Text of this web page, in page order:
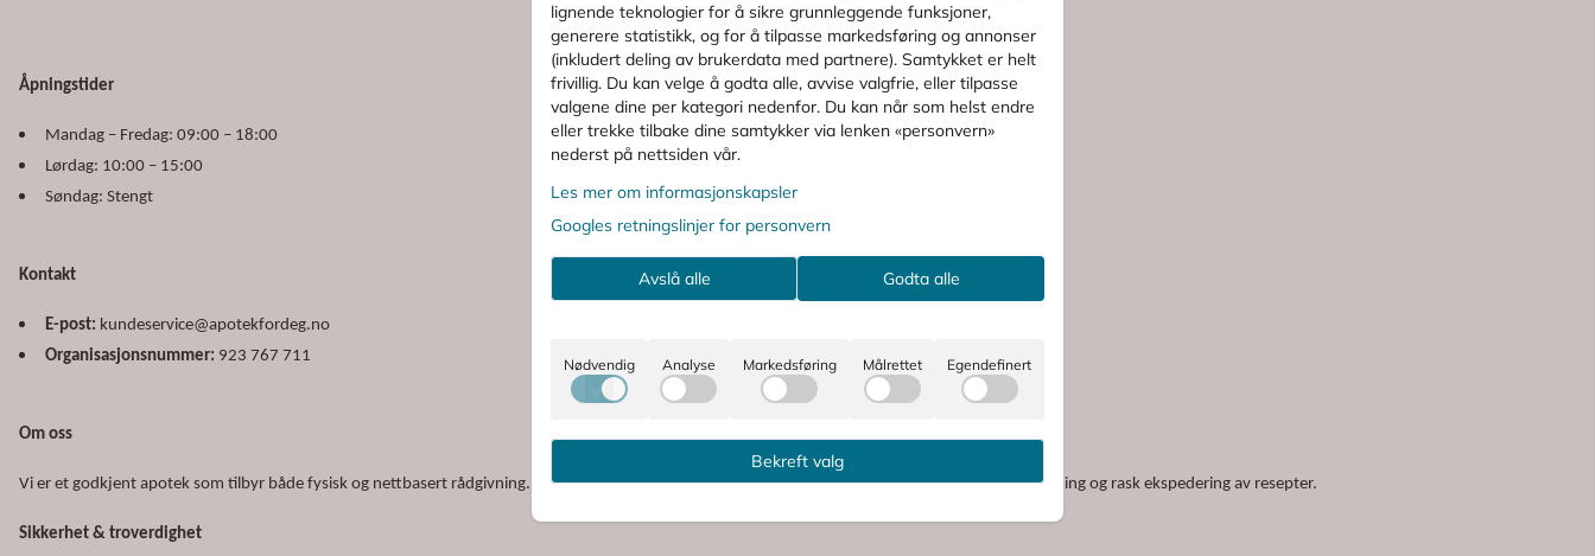
Åpningstider
Mandag – Fredag: 09:00 – 18:00
Lørdag: 10:00 – 15:00
Søndag: Stengt
Kontakt
E-post: kundeservice@apotekfordeg.no
Organisasjonsnummer: 923 767 711
Om oss
Vi er et godkjent apotek som tilbyr både fysisk og nettbasert rådgivning. Hos oss får du tilgang til trygge og pålitelige apotekprodukter, faglig veiledning og rask ekspedering av resepter.
Sikkerhet & troverdighet
lignende teknologier for å sikre grunnleggende funksjoner,
generere statistikk, og for å tilpasse markedsføring og annonser
(inkludert deling av brukerdata med partnere). Samtykket er helt
frivillig. Du kan velge å godta alle, avvise valgfrie, eller tilpasse
valgene dine per kategori nedenfor. Du kan når som helst endre
eller trekke tilbake dine samtykker via lenken «personvern»
nederst på nettsiden vår.
Les mer om informasjonskapsler
Googles retningslinjer for personvern
Avslå alle Godta alle
Nødvendig Analyse Markedsføring Målrettet Egendefinert
Bekreft valg